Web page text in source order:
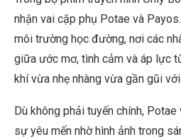
nhận vai cặp phụ Potae và
môi trường học đường, nơi các
giữa ước mơ, tình cảm và áp lực
khí vừa nhẹ nhàng vừa gần gũi
Dù không phải tuyến chính,
sự yêu mến nhờ hình ảnh trong